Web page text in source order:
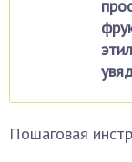
Пошаговая